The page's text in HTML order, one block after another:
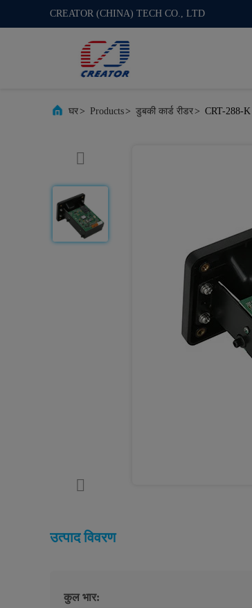
CREATOR (CHINA) TECH CO., LTD
घर> Products> डुबकी कार्ड रीडर> CRT-288-K
उत्पाद विवरण
कुल भार: